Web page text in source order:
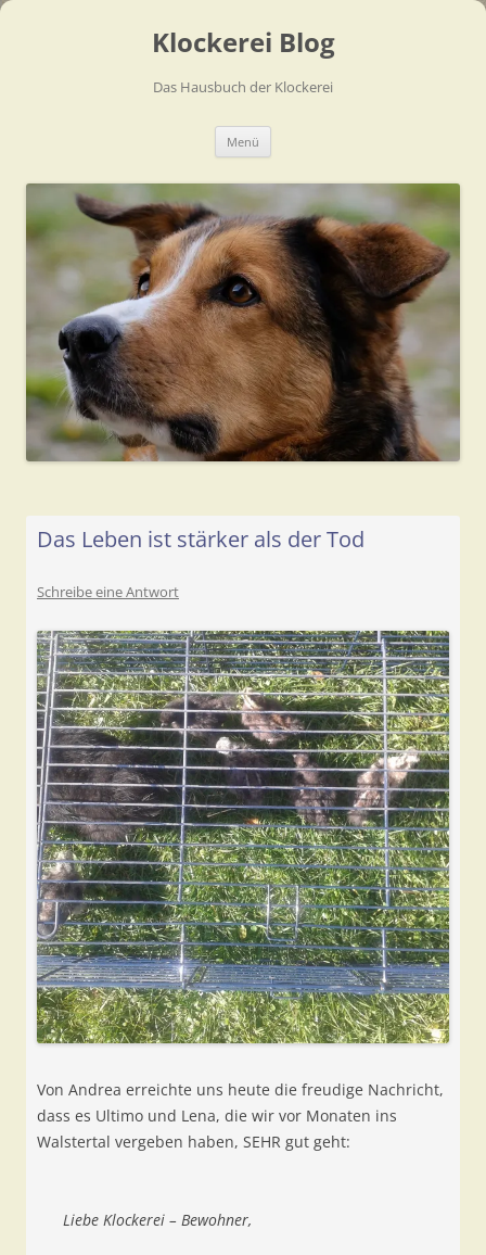
Klockerei Blog
Das Hausbuch der Klockerei
Menü
Das Leben ist stärker als der Tod
Schreibe eine Antwort
Von Andrea erreichte uns heute die freudige Nachricht,
dass es Ultimo und Lena, die wir vor Monaten ins
Walstertal vergeben haben, SEHR gut geht:
Liebe Klockerei – Bewohner,